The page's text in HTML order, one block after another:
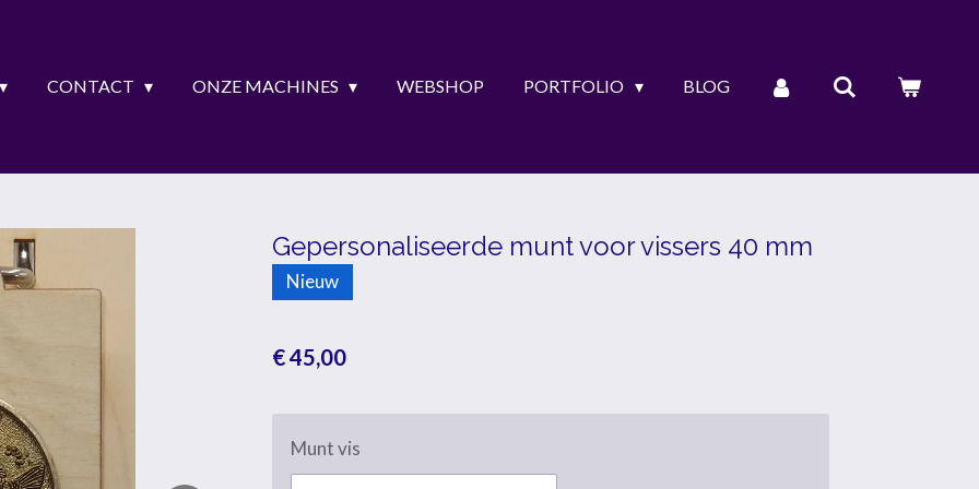
CONTACT ONZE MACHINES WEBSHOP PORTFOLIO BLOG
Gepersonaliseerde munt voor vissers 40 mm
Nieuw
€ 45,00
Munt vis